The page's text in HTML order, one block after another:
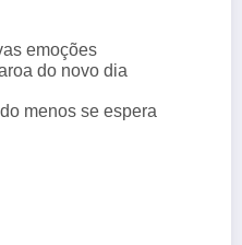
emoções
do novo dia
menos se espera